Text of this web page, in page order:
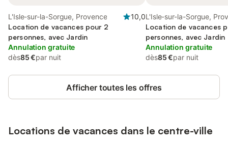
L'Isle-sur-la-Sorgue, Provence
10,0
Location de vacances pour 2
personnes, avec Jardin
Annulation gratuite
dès85 €par nuit
L'Isle-sur-la-Sorgue,
Location de vacances
personnes, avec Jardin
Annulation gratuite
dès85 €par nuit
Afficher toutes les offres
Locations de vacances dans le centre-ville